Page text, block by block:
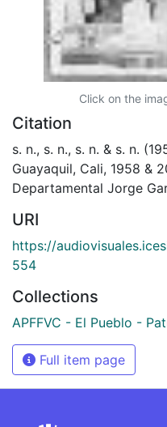
Click on the
Citation
s. n., s. n., s. n. & s. n.
Guayaquil, Cali, 1958 &
Departamental Jorge
URI
https://
554
Collections
APFFVC - El Pueblo -
Full item page